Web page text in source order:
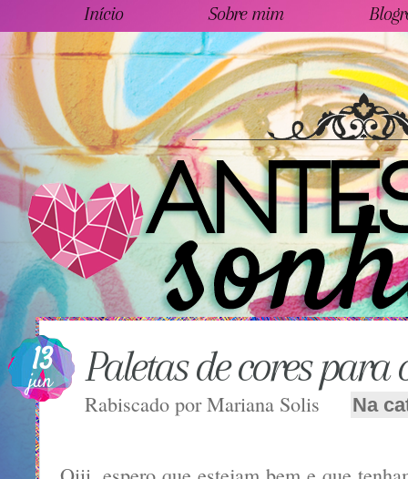
Início Sobre mim
13
jun Paletas de cores para
Rabiscado porMariana Solis Na